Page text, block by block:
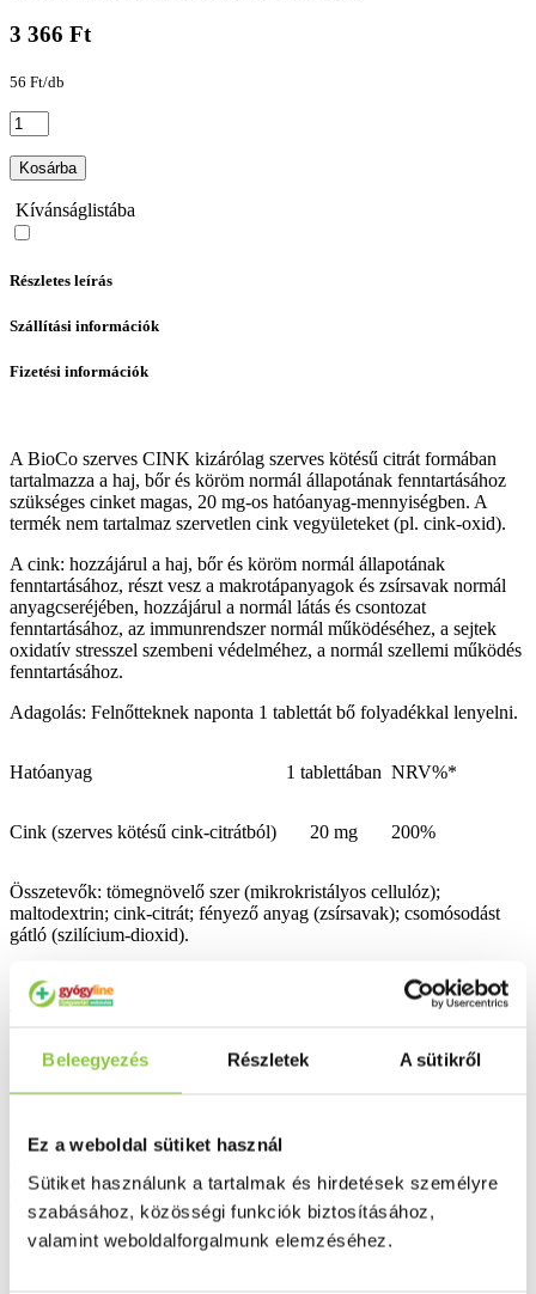
Beleegyezés Részletek A sütikről
Ez a weboldal sütiket használ
Sütiket használunk a tartalmak és hirdetések személyre
szabásához, közösségi funkciók biztosításához,
valamint weboldalforgalmunk elemzéséhez.
3 366 Ft
56 Ft/db
Kosárba
Kívánságlistába
Részletes leírás
Szállítási információk
Fizetési információk
A BioCo szerves CINK kizárólag szerves kötésű citrát formában
tartalmazza a haj, bőr és köröm normál állapotának fenntartásához
szükséges cinket magas, 20 mg-os hatóanyag-mennyiségben. A
termék nem tartalmaz szervetlen cink vegyületeket (pl. cink-oxid).
A cink: hozzájárul a haj, bőr és köröm normál állapotának
fenntartásához, részt vesz a makrotápanyagok és zsírsavak normál
anyagcseréjében, hozzájárul a normál látás és csontozat
fenntartásához, az immunrendszer normál működéséhez, a sejtek
oxidatív stresszel szembeni védelméhez, a normál szellemi működés
fenntartásához.
Adagolás: Felnőtteknek naponta 1 tablettát bő folyadékkal lenyelni.
Hatóanyag 1 tablettában NRV%*
Cink (szerves kötésű cink-citrátból) 20 mg 200%
Összetevők: tömegnövelő szer (mikrokristályos cellulóz);
maltodextrin; cink-citrát; fényező anyag (zsírsavak); csomósodást
gátló (szilícium-dioxid).
Tárolás: A készítményt tartsa gyermekektől elzárva, száraz helyen,
kiegyensúlyozott, változatos, vegyes étrendet, és az egészséges
ajánlott mennyiséget ne lépje túl! Ne szedje a készítményt, ha az
összetevők bármelyikére érzékeny vagy allergiás!
Kiszerelés: 60 db.